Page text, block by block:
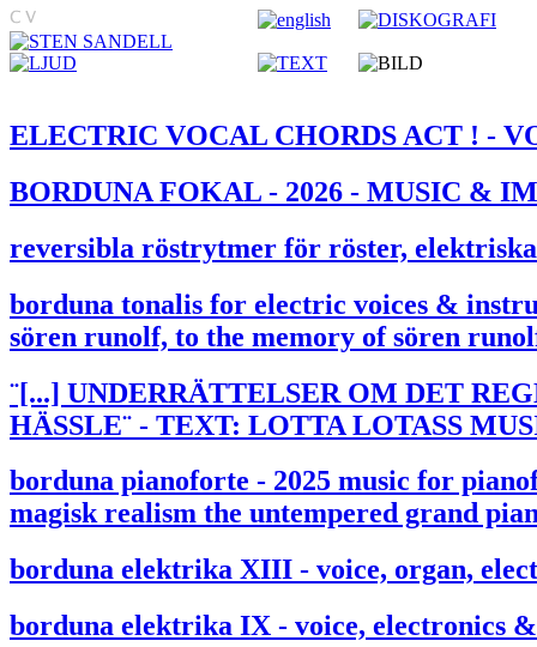
ELECTRIC VOCAL CHORDS ACT ! -
BORDUNA FOKAL - 2026 - MUSIC &
reversibla röstrytmer för röster,
borduna tonalis for electric voices &
sören runolf, to the memory of sören
¨[...] UNDERRÄTTELSER OM DET
HÄSSLE¨ - TEXT: LOTTA LOTASS
borduna pianoforte - 2025 music for
magisk realism the untempered grand
borduna elektrika XIII - voice, organ,
borduna elektrika IX - voice, electronics